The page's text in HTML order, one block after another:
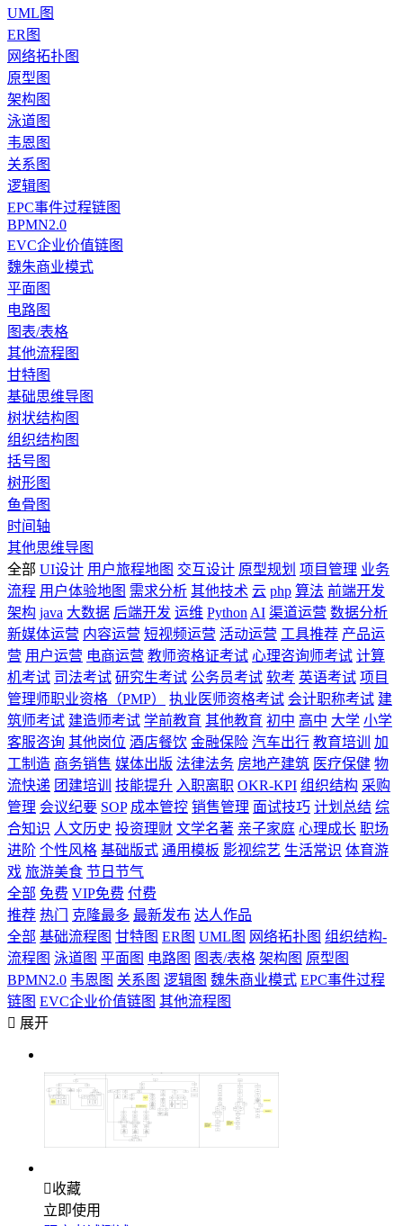
UML图
ER图
网络拓扑图
原型图
架构图
泳道图
韦恩图
关系图
逻辑图
EPC事件过程链图
BPMN2.0
EVC企业价值链图
魏朱商业模式
平面图
电路图
图表/表格
其他流程图
甘特图
基础思维导图
树状结构图
组织结构图
括号图
树形图
鱼骨图
时间轴
其他思维导图
全部 UI设计 用户旅程地图 交互设计 原型规划 项目管理 业务
流程 用户体验地图 需求分析 其他技术 云 php 算法 前端开发
架构 java 大数据 后端开发 运维 Python AI 渠道运营 数据分析
新媒体运营 内容运营 短视频运营 活动运营 工具推荐 产品运
营 用户运营 电商运营 教师资格证考试 心理咨询师考试 计算
机考试 司法考试 研究生考试 公务员考试 软考 英语考试 项目
管理师职业资格（PMP）
执业医师资格考试 会计职称考试 建
筑师考试 建造师考试 学前教育 其他教育 初中 高中 大学 小学
客服咨询 其他岗位 酒店餐饮 金融保险 汽车出行 教育培训
加
工制造 商务销售 媒体出版 法律法务 房地产建筑 医疗保健 物
流快递 团建培训 技能提升 入职离职 OKR-KPI 组织结构 采购
管理 会议纪要 SOP 成本管控 销售管理 面试技巧 计划总结 综
合知识 人文历史 投资理财 文学名著 亲子家庭 心理成长 职场
进阶 个性风格 基础版式 通用模板 影视综艺 生活常识 体育游
戏 旅游美食 节日节气
全部 免费 VIP免费 付费
推荐 热门 克隆最多 最新发布 达人作品
全部 基础流程图 甘特图 ER图 UML图 网络拓扑图 组织结构-
流程图 泳道图 平面图 电路图 图表/表格 架构图 原型图
BPMN2.0 韦恩图 关系图 逻辑图 魏朱商业模式 EPC事件过程
链图 EVC企业价值链图 其他流程图
 展开
收藏
立即使用